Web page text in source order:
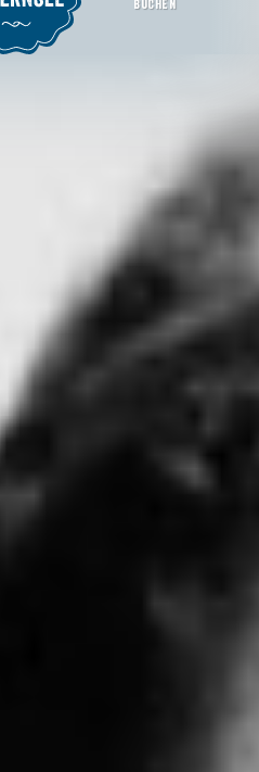
Künstlerbewegung 1957-1966
BUCHEN